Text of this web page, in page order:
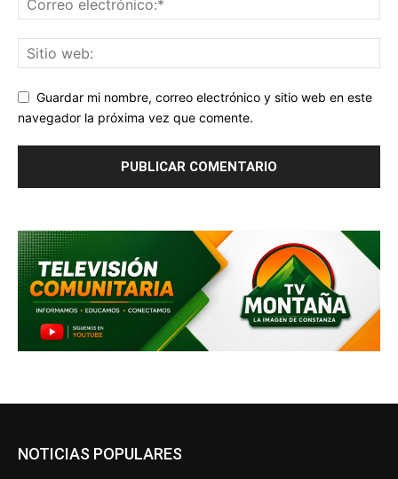
Guardar mi nombre, correo electrónico y sitio web en este
navegador la próxima vez que comente.
NOTICIAS POPULARES